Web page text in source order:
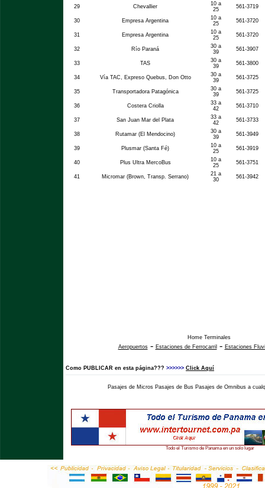
29 Chevallier
10 a
25
561-3719
30 Empresa Argentina
10 a
25
561-3720
31 Empresa Argentina
10 a
25
561-3720
32 Río Paraná
30 a
39
561-3907
33 TAS
30 a
39
561-3800
34 Vía TAC, Expreso Quebus, Don Otto
30 a
39
561-3725
35 Transportadora Patagónica
30 a
39
561-3725
36 Costera Criolla
33 a
42
561-3710
37 San Juan Mar del Plata
33 a
42
561-3733
38 Rutamar (El Mendocino)
30 a
39
561-3949
39 Plusmar (Santa Fé)
10 a
25
561-3919
40 Plus Ultra MercoBus
10 a
25
561-3751
41 Micromar (Brown, Transp. Serrano)
21 a
30
561-3942
Home Terminales
Aeropuertos- Estaciones de Ferrocarril- Estaciones
Como PUBLICAR en esta página??? >>>>>> Click Aquí
Pasajes de Micros Pasajes de Bus Pasajes de Omnibus a
Todo el Turismo de Panama en un solo lugar